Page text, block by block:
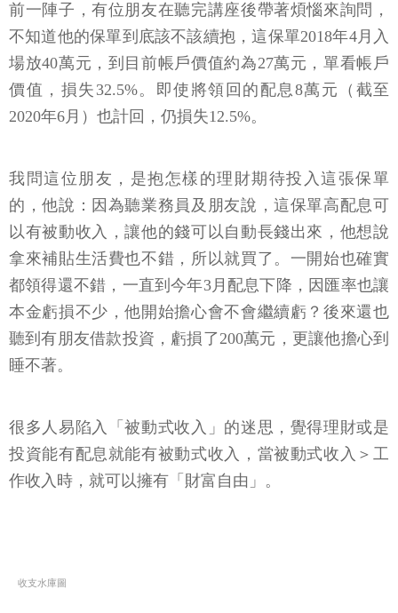
前一陣子，有位朋友在聽完講座後帶著煩惱來詢問，
不知道他的保單到底該不該續抱，這保單2018年4月入
場放40萬元，到目前帳戶價值約為27萬元，單看帳戶
價值，損失32.5%。即使將領回的配息8萬元（截至
2020年6月）也計回，仍損失12.5%。
我問這位朋友，是抱怎樣的理財期待投入這張保單
的，他說：因為聽業務員及朋友說，這保單高配息可
以有被動收入，讓他的錢可以自動長錢出來，他想說
拿來補貼生活費也不錯，所以就買了。一開始也確實
都領得還不錯，一直到今年3月配息下降，因匯率也讓
本金虧損不少，他開始擔心會不會繼續虧？後來還也
聽到有朋友借款投資，虧損了200萬元，更讓他擔心到
睡不著。
很多人易陷入「被動式收入」的迷思，覺得理財或是
投資能有配息就能有被動式收入，當被動式收入＞工
作收入時，就可以擁有「財富自由」。
收支水庫圖